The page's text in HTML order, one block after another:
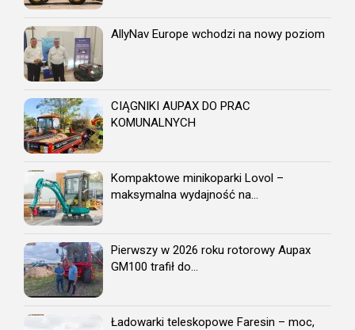
AllyNav Europe wchodzi na nowy poziom
CIĄGNIKI AUPAX DO PRAC
KOMUNALNYCH
Kompaktowe minikoparki Lovol –
maksymalna wydajność na...
Pierwszy w 2026 roku rotorowy Aupax
GM100 trafił do...
Ładowarki teleskopowe Faresin – moc,